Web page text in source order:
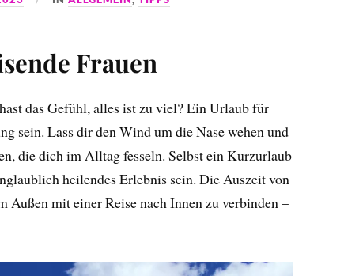
Frauen
das Gefühl, alles ist zu viel? Ein Urlaub für
sein. Lass dir den Wind um die Nase wehen und
die dich im Alltag fesseln. Selbst ein Kurzurlaub
heilendes Erlebnis sein. Die Auszeit von
Außen mit einer Reise nach Innen zu verbinden –